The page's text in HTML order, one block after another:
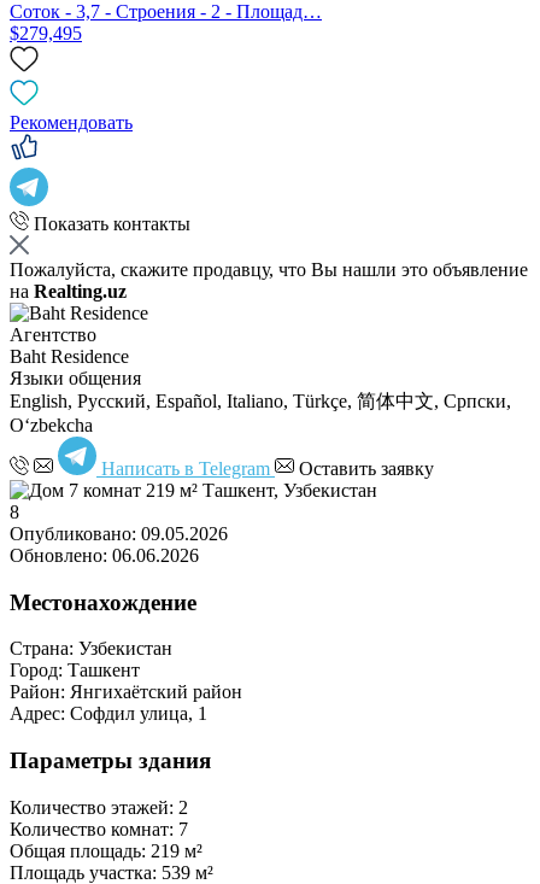
Соток - 3,7 - Строения - 2 - Площад…
$279,495
Рекомендовать
Показать контакты
Пожалуйста, скажите продавцу, что Вы нашли это объявление
на Realting.uz
Агентство
Baht Residence
Языки общения
English, Русский, Español, Italiano, Türkçe, 简体中文, Српски,
Oʻzbekcha
Написать в Telegram Оставить заявку
8
Опубликовано: 09.05.2026
Обновлено: 06.06.2026
Местонахождение
Страна: Узбекистан
Город: Ташкент
Район: Янгихаётский район
Адрес: Софдил улица, 1
Параметры здания
Количество этажей: 2
Количество комнат: 7
Общая площадь: 219 м²
Площадь участка: 539 м²